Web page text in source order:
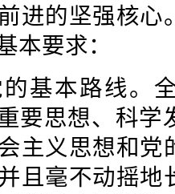
进的坚强核心
本要求：
基本路线。
要思想、科学
主义思想和党
且毫不动摇地